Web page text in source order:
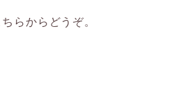
らからどうぞ。